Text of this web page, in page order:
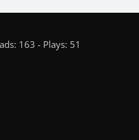
163 - Plays: 51